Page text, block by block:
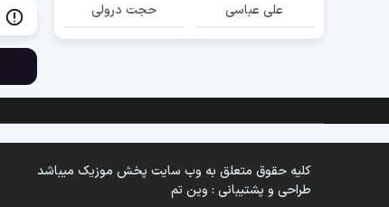
علی عباسی حجت درولی
کلیه حقوق متعلق به وب سایت پخش موزیک میباشد
طراحی و پشتیبانی : وین تم